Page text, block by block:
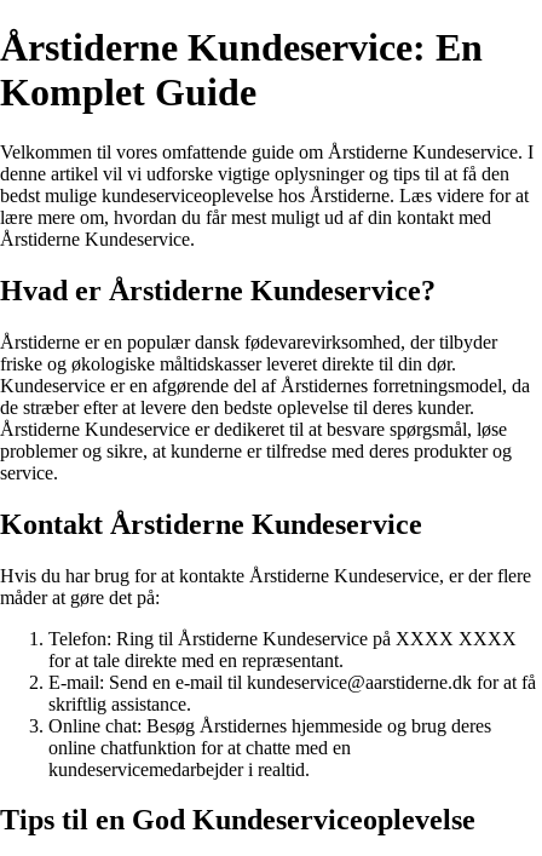
Årstiderne Kundeservice: En
Komplet Guide
Velkommen til vores omfattende guide om Årstiderne Kundeservice. I
denne artikel vil vi udforske vigtige oplysninger og tips til at få den
bedst mulige kundeserviceoplevelse hos Årstiderne. Læs videre for at
lære mere om, hvordan du får mest muligt ud af din kontakt med
Årstiderne Kundeservice.
Hvad er Årstiderne Kundeservice?
Årstiderne er en populær dansk fødevarevirksomhed, der tilbyder
friske og økologiske måltidskasser leveret direkte til din dør.
Kundeservice er en afgørende del af Årstidernes forretningsmodel, da
de stræber efter at levere den bedste oplevelse til deres kunder.
Årstiderne Kundeservice er dedikeret til at besvare spørgsmål, løse
problemer og sikre, at kunderne er tilfredse med deres produkter og
service.
Kontakt Årstiderne Kundeservice
Hvis du har brug for at kontakte Årstiderne Kundeservice, er der flere
måder at gøre det på:
Telefon: Ring til Årstiderne Kundeservice på XXXX XXXX
for at tale direkte med en repræsentant.
E-mail: Send en e-mail til kundeservice@aarstiderne.dk for at få
skriftlig assistance.
Online chat: Besøg Årstidernes hjemmeside og brug deres
online chatfunktion for at chatte med en
kundeservicemedarbejder i realtid.
Tips til en God Kundeserviceoplevelse